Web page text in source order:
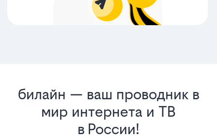
билайн — ваш проводник в
мир интернета и ТВ
в России!